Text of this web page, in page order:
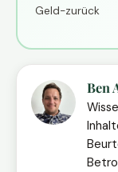
Geld-zurück
Ben